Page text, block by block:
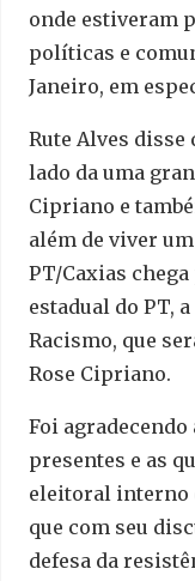
onde estiveram
políticas e
Janeiro, em
Rute Alves disse
lado da uma
Cipriano e
além de viver
PT/Caxias
estadual do PT,
Racismo, que
Rose Cipriano.
Foi agradecendo
presentes e as
eleitoral interno
que com seu
defesa da